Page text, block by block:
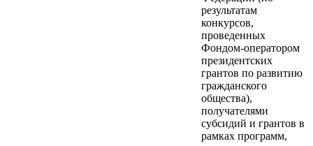
результатам
конкурсов,
проведенных
Фондом-оператором
президентских
грантов по развитию
гражданского
общества),
получателями
субсидий и грантов в
рамках программ,